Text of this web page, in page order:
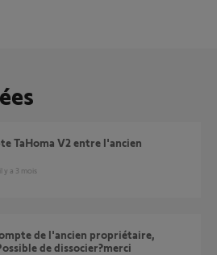
il y a 3 mois
de dissocier?merci